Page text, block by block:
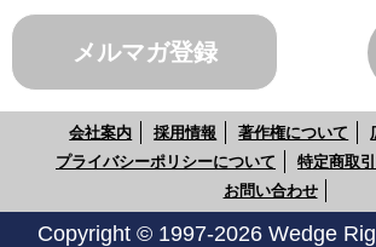
メルマガ登録
会社案内 採用情報 著作権について
プライバシーポリシーについて
特定商取
お問い合わせ
Copyright © 1997-2026 Wedge